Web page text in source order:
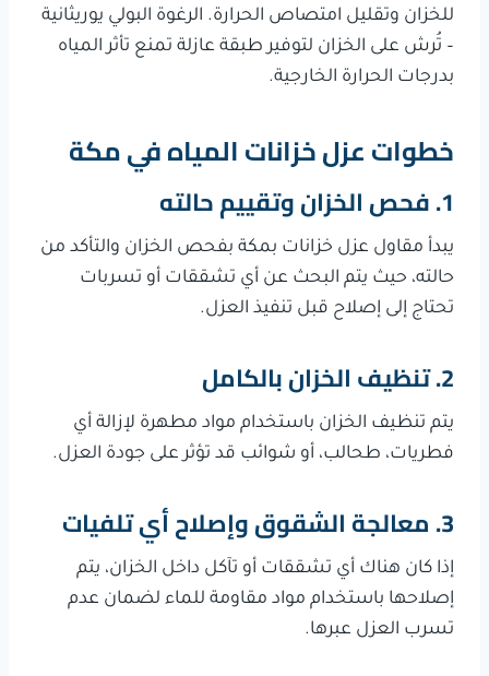
للخزان وتقليل امتصاص الحرارة. الرغوة البولي يوريثانية
– تُرش على الخزان لتوفير طبقة عازلة تمنع تأثر المياه
بدرجات الحرارة الخارجية.
خطوات عزل خزانات المياه في مكة
1. فحص الخزان وتقييم حالته
يبدأ مقاول عزل خزانات بمكة بفحص الخزان والتأكد من
حالته، حيث يتم البحث عن أي تشققات أو تسربات
تحتاج إلى إصلاح قبل تنفيذ العزل.
2. تنظيف الخزان بالكامل
يتم تنظيف الخزان باستخدام مواد مطهرة لإزالة أي
فطريات، طحالب، أو شوائب قد تؤثر على جودة العزل.
3. معالجة الشقوق وإصلاح أي تلفيات
إذا كان هناك أي تشققات أو تآكل داخل الخزان، يتم
إصلاحها باستخدام مواد مقاومة للماء لضمان عدم
تسرب العزل عبرها.